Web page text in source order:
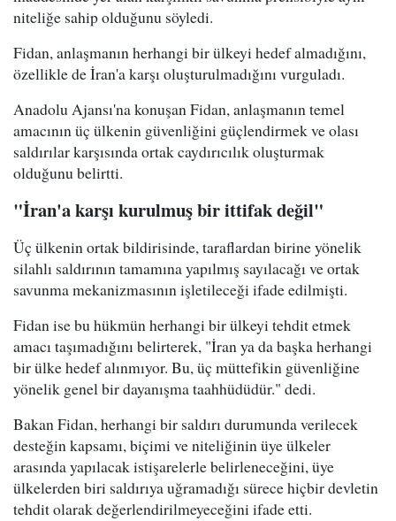
niteliğe sahip olduğunu söyledi.
Fidan, anlaşmanın herhangi bir ülkeyi hedef almadığını,
özellikle de İran'a karşı oluşturulmadığını vurguladı.
Anadolu Ajansı'na konuşan Fidan, anlaşmanın temel
amacının üç ülkenin güvenliğini güçlendirmek ve olası
saldırılar karşısında ortak caydırıcılık oluşturmak
olduğunu belirtti.
"İran'a karşı kurulmuş bir ittifak değil"
Üç ülkenin ortak bildirisinde, taraflardan birine yönelik
silahlı saldırının tamamına yapılmış sayılacağı ve ortak
savunma mekanizmasının işletileceği ifade edilmişti.
Fidan ise bu hükmün herhangi bir ülkeyi tehdit etmek
amacı taşımadığını belirterek, "İran ya da başka herhangi
bir ülke hedef alınmıyor. Bu, üç müttefikin güvenliğine
yönelik genel bir dayanışma taahhüdüdür." dedi.
Bakan Fidan, herhangi bir saldırı durumunda verilecek
desteğin kapsamı, biçimi ve niteliğinin üye ülkeler
arasında yapılacak istişarelerle belirleneceğini, üye
ülkelerden biri saldırıya uğramadığı sürece hiçbir devletin
tehdit olarak değerlendirilmeyeceğini ifade etti.